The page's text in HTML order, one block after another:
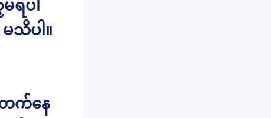
ပါ
သိပါ။
တက်နေ